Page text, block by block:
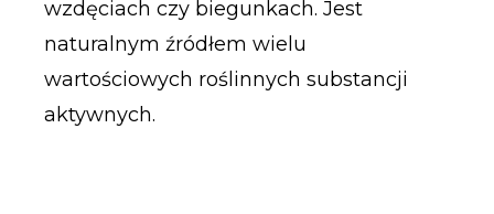
wzdęciach czy biegunkach. Jest
naturalnym źródłem wielu
wartościowych roślinnych substancji
aktywnych.